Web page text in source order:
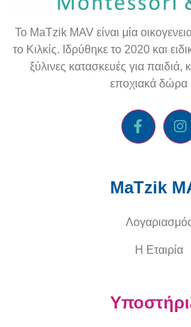
To MaTzik MAVείναι μία
το Κιλκίς. Ιδρύθηκε το 2020 και
ξύλινες κατασκευές για παιδιά,
εποχιακά δώρα
MaTzik
Η Εταιρία